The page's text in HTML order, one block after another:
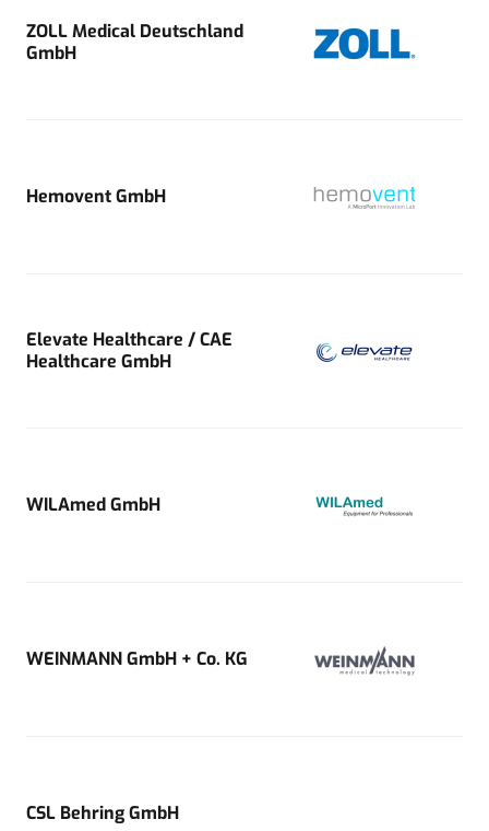
ZOLL Medical Deutschland
GmbH
Hemovent GmbH
Elevate Healthcare / CAE
Healthcare GmbH
WILAmed GmbH
WEINMANN GmbH + Co. KG
CSL Behring GmbH